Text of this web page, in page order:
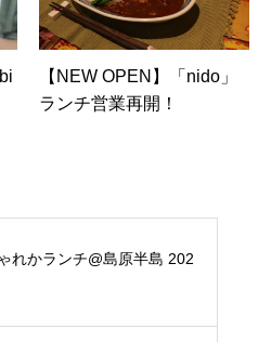
【NEW OPEN】「nido」
ランチ営業再開！
れかランチ@島原半島 202